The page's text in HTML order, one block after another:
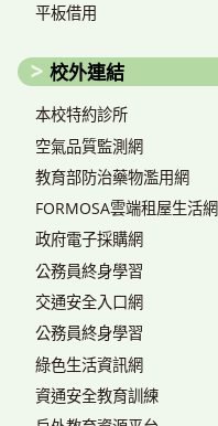
平板借用
校外連結
本校特約診所
空氣品質監測網
教育部防治藥物濫用網
FORMOSA雲端租屋生活網
政府電子採購網
公務員終身學習
交通安全入口網
公務員終身學習
綠色生活資訊網
資通安全教育訓練